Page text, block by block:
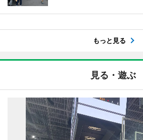
もっと見る
見る・遊ぶ